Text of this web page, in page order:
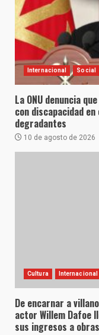
Internacional Social
La ONU denuncia
con discapacidad
degradantes
10 de agosto de 2026
Cultura Internacional
De encarnar a
actor Willem Dafoe
sus ingresos a